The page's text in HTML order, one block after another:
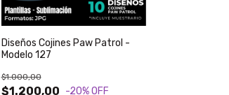
Diseños Cojines Paw Patrol -
Modelo 127
$1.200,00
$1.000,00
-20% OFF